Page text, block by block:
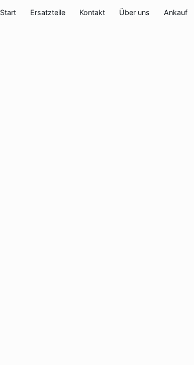
Start Ersatzteile Kontakt Über uns Ankauf